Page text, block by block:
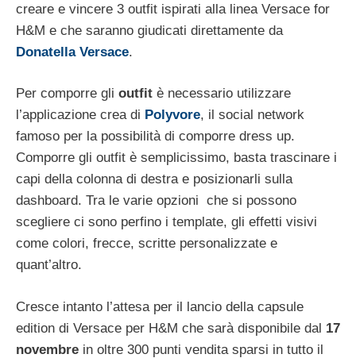
creare e vincere 3 outfit ispirati alla linea Versace for
H&M e che saranno giudicati direttamente da
Donatella Versace.
Per comporre gli outfit è necessario utilizzare
l’applicazione crea di Polyvore, il social network
famoso per la possibilità di comporre dress up.
Comporre gli outfit è semplicissimo, basta trascinare i
capi della colonna di destra e posizionarli sulla
dashboard. Tra le varie opzioni che si possono
scegliere ci sono perfino i template, gli effetti visivi
come colori, frecce, scritte personalizzate e
quant’altro.
Cresce intanto l’attesa per il lancio della capsule
edition di Versace per H&M che sarà disponibile dal 17
novembre in oltre 300 punti vendita sparsi in tutto il